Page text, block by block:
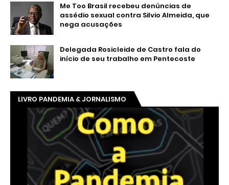
Me Too Brasil recebeu denúncias de
assédio sexual contra Silvio Almeida, que
nega acusações
Delegada Rosicleide de Castro fala do
início de seu trabalho em Pentecoste
LIVRO PANDEMIA & JORNALISMO